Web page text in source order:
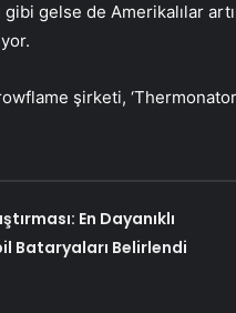
gelse de Amerikalılar
şirketi,
En Dayanıklı
Bataryaları Belirlendi